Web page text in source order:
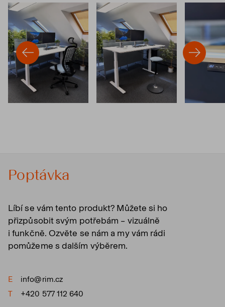
Poptávka
Líbí se vám tento produkt? Můžete si ho
přizpůsobit svým potřebám – vizuálně
i funkčně. Ozvěte se nám a my vám rádi
pomůžeme s dalším výběrem.
E
info@rim.cz
T
+420 577 112 640